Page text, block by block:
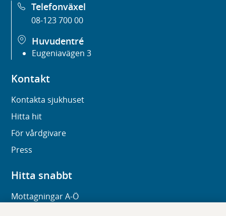
Telefonväxel
08-123 700 00
Huvudentré
Eugeniavägen 3
Kontakt
Kontakta sjukhuset
Hitta hit
För vårdgivare
Press
Hitta snabbt
Mottagningar A-Ö